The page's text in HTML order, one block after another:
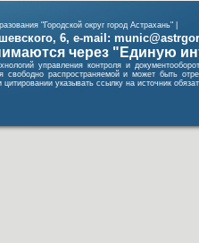
"Городской округ город Астрахань" |
6, e-mail:
через "Единую
управления контроля и
распространяемой и может быть
указывать ссылку на источник